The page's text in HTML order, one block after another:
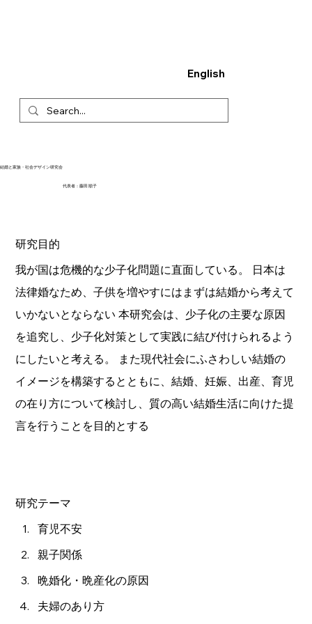
English
代表者：藤田 順子
結婚と家族・社会デザイン研究会
研究目的
我が国は危機的な少子化問題に直面している。 日本は
法律婚なため、子供を増やすにはまずは結婚から考えて
いかないとならない 本研究会は、少子化の主要な原因
を追究し、少子化対策として実践に結び付けられるよう
にしたいと考える。 また現代社会にふさわしい結婚の
イメージを構築するとともに、結婚、妊娠、出産、育児
の在り方について検討し、質の高い結婚生活に向けた提
言を行うことを目的とする
研究テーマ
育児不安
親子関係
晩婚化・晩産化の原因
夫婦のあり方